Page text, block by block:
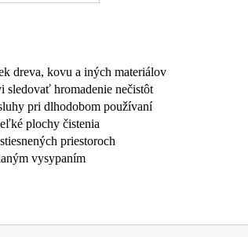
dreva, kovu a iných materiálov
hromadenie nečistôt
pri dlhodobom používaní
plochy čistenia
priestoroch
vysypaním